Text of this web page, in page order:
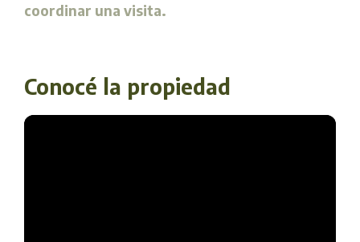
coordinar una visita.
Conocé la propiedad